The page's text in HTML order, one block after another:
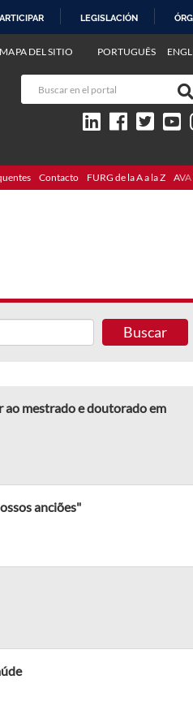
LEGISLACIÓN
PORTUGUÊS
MAPA DEL SITIO
Contacto FURG de la A a la Z AVA
Buscar
ao mestrado e doutorado em
anciões"